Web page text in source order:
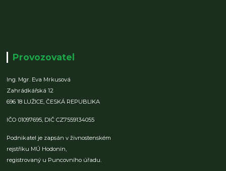
Provozovatel
Ing. Mgr. Eva Mrkusová
Zahrádkářská 12
696 18 LUŽICE,ČESKÁ REPUBLIKA
IČO 01097695, DIČ CZ7559134055
Podnikatel je zapsán v živnostenském
rejstříku MÚ Hodonín,
registrovaný u Puncovního úřadu.